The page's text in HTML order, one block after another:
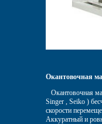
Окантовочная
Окантовочная
Singer , Seiko )
скорости
Аккуратный и